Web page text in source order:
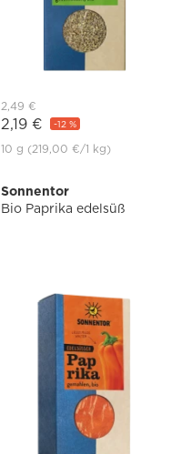
2,49 €
2,19 € -12 %
10 g (219,00 €/1 kg)
Sonnentor
Bio Paprika edelsüß